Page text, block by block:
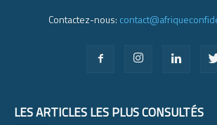
Contactez-nous:
LES ARTICLES LES PLUS CONSULTÉS